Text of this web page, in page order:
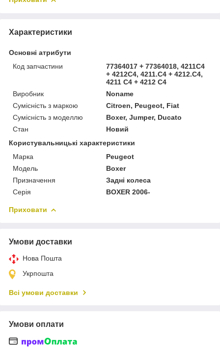
Характеристики
Основні атрибути
Код запчастини
77364017 + 77364018, 4211C4
+ 4212C4, 4211.C4 + 4212.C4,
4211 C4 + 4212 C4
Виробник
Noname
Сумісність з маркою
Citroen, Peugeot, Fiat
Сумісність з моделлю
Boxer, Jumper, Ducato
Стан
Новий
Користувальницькі характеристики
Марка
Peugeot
Мoдель
Boxer
Призначення
Задні колеса
Серія
BOXER 2006-
Приховати
Умови доставки
Нова Пошта
Укрпошта
Всі умови доставки
Умови оплати